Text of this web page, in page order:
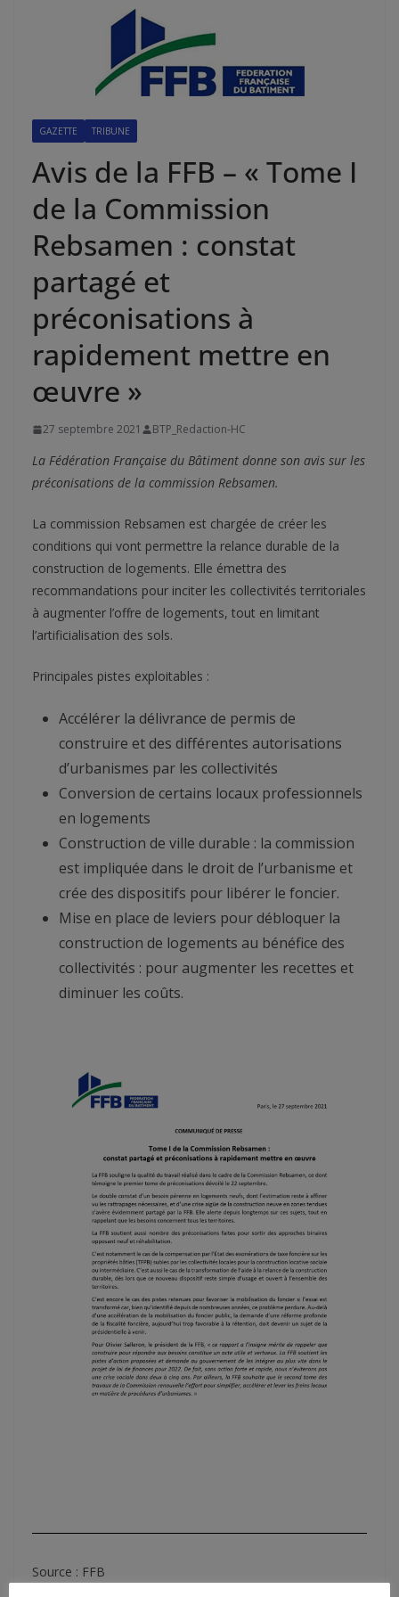
GAZETTE TRIBUNE
Avis de la FFB – « Tome I
de la Commission
Rebsamen : constat
partagé et
préconisations à
rapidement mettre en
œuvre »
27 septembre 2021 BTP_Redaction-HC
La Fédération Française du Bâtiment donne son avis sur les
préconisations de la commission Rebsamen.
La commission Rebsamen est chargée de créer les
conditions qui vont permettre la relance durable de la
construction de logements. Elle émettra des
recommandations pour inciter les collectivités territoriales
à augmenter l’offre de logements, tout en limitant
l’artificialisation des sols.
Principales pistes exploitables :
Accélérer la délivrance de permis de
construire et des différentes autorisations
d’urbanismes par les collectivités
Conversion de certains locaux professionnels
en logements
Construction de ville durable : la commission
est impliquée dans le droit de l’urbanisme et
crée des dispositifs pour libérer le foncier.
Mise en place de leviers pour débloquer la
construction de logements au bénéfice des
collectivités : pour augmenter les recettes et
diminuer les coûts.
Source : FFB